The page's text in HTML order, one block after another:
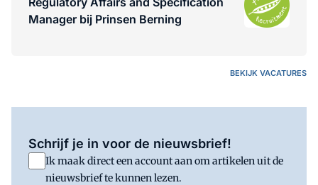
Manager bij Prinsen Berning
BEKIJK VACATURES
Schrijf je in voor de nieuwsbrief!
Ik maak direct een account aan om artikelen uit de
nieuwsbrief te kunnen lezen.